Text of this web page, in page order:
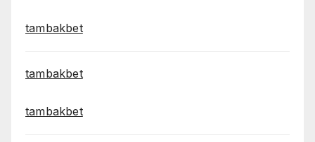
tambakbet
tambakbet
tambakbet